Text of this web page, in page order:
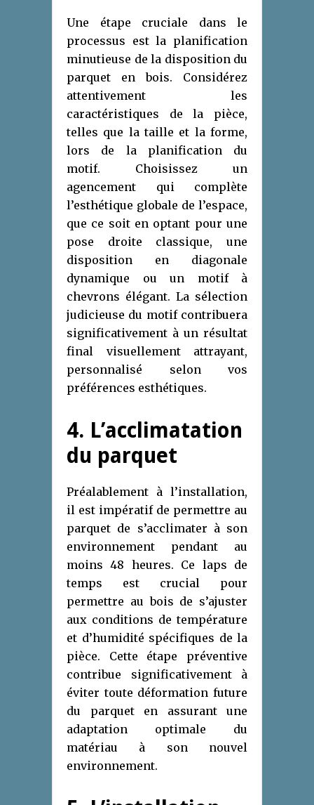
Une étape cruciale dans le
processus est la planification
minutieuse de la disposition du
parquet en bois. Considérez
attentivement les
caractéristiques de la pièce,
telles que la taille et la forme,
lors de la planification du
motif. Choisissez un
agencement qui complète
l’esthétique globale de l’espace,
que ce soit en optant pour une
pose droite classique, une
disposition en diagonale
dynamique ou un motif à
chevrons élégant. La sélection
judicieuse du motif contribuera
significativement à un résultat
final visuellement attrayant,
personnalisé selon vos
préférences esthétiques.
4. L’acclimatation
du parquet
Préalablement à l’installation,
il est impératif de permettre au
parquet de s’acclimater à son
environnement pendant au
moins 48 heures. Ce laps de
temps est crucial pour
permettre au bois de s’ajuster
aux conditions de température
et d’humidité spécifiques de la
pièce. Cette étape préventive
contribue significativement à
éviter toute déformation future
du parquet en assurant une
adaptation optimale du
matériau à son nouvel
environnement.